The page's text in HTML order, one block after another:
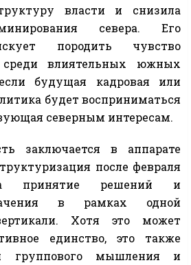
власти и снизила
севера. Его
породить чувство
среди влиятельных южных
будущая кадровая или
будет восприниматься
северным интересам.
заключается в аппарате
после февраля
принятие решений и
в рамках одной
Хотя это может
единство, это также
группового мышления и